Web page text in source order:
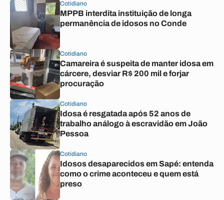
Cotidiano
MPPB interdita instituição de longa
permanência de idosos no Conde
Cotidiano
Camareira é suspeita de manter idosa em
cárcere, desviar R$ 200 mil e forjar
procuração
Cotidiano
Idosa é resgatada após 52 anos de
trabalho análogo à escravidão em João
Pessoa
Cotidiano
Idosos desaparecidos em Sapé: entenda
como o crime aconteceu e quem está
preso